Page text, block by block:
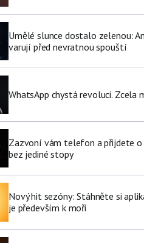
Umělé slunce dostalo zelenou:
varují před nevratnou spouští
WhatsApp chystá revoluci. Zcela
Zazvoní vám telefon a přijdete o
bez jediné stopy
Nový hit sezóny: Stáhněte si
je především k moři